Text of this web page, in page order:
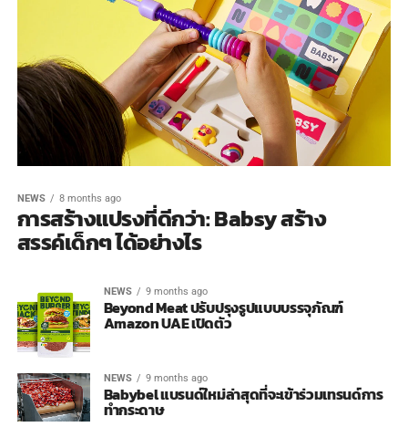
NEWS 8 months ago
การสร้างแปรงที่ดีกว่า: Babsy สร้าง
สรรค์เด็กๆ ได้อย่างไร
NEWS 9 months ago
Beyond Meat ปรับปรุงรูปแบบบรรจุภัณฑ์
Amazon UAE เปิดตัว
NEWS 9 months ago
Babybel แบรนด์ใหม่ล่าสุดที่จะเข้าร่วมเทรนด์การ
ทำกระดาษ